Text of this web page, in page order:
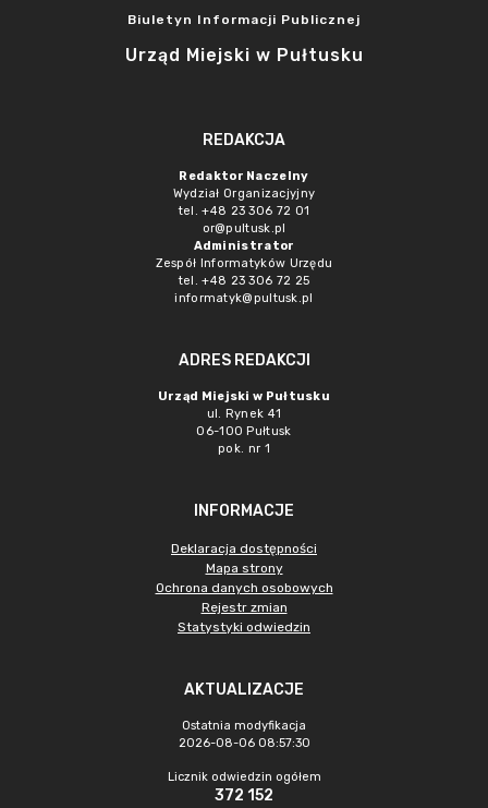
Biuletyn Informacji Publicznej
Urząd Miejski w Pułtusku
REDAKCJA
Redaktor Naczelny
Wydział Organizacjyjny
tel. +48 23 306 72 01
or@pultusk.pl
Administrator
Zespół Informatyków Urzędu
tel. +48 23 306 72 25
informatyk@pultusk.pl
ADRES REDAKCJI
Urząd Miejski w Pułtusku
ul. Rynek 41
06-100 Pułtusk
pok. nr 1
INFORMACJE
Deklaracja dostępności
Mapa strony
Ochrona danych osobowych
Rejestr zmian
Statystyki odwiedzin
AKTUALIZACJE
Ostatnia modyfikacja
2026-08-06 08:57:30
Licznik odwiedzin ogółem
372 152